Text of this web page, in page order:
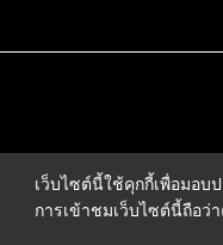
เว็บไซต์นี้ใช้คุกกี้เพื่อมอ
การเข้าชมเว็บไซต์นี้ถือว่